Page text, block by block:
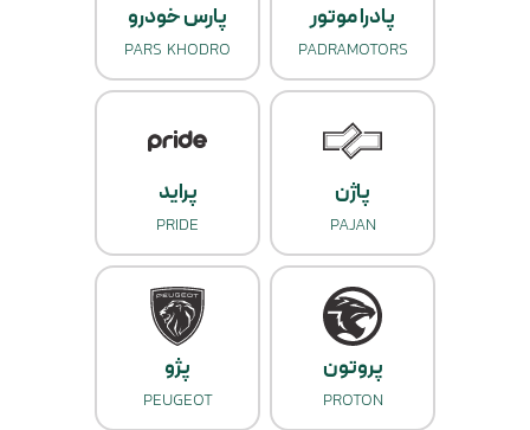
پادرا موتور
PADRAMOTORS
پارس خودرو
PARS KHODRO
پاژن
PAJAN
پراید
PRIDE
پروتون
PROTON
پژو
PEUGEOT